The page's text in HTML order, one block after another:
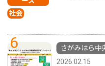
社会
6
さがみはら中
2026.02.15